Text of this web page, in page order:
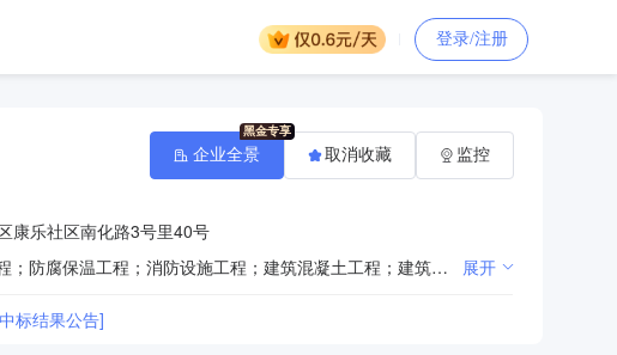
登录/注册
康乐社区南化路3号里40号
建筑拆除工程（不含爆破）；建筑工程；园林绿化工程；环保工程；建筑钢结构工程；装饰工程；防腐保温工程；消防设施工程；建筑混凝土工程；建筑幕墙工程；地基与基础工程；隧道工程；公路工程；铁路工程；土石方工程；市政公用工程；机电设备工程；水利水电工程；房屋建筑工程作业劳务分包；沥青（不含危险化学品）、砂石的加工、销售。（涉及许可经营项目，应取得相关部门许可后方可经营）（依法须经批准的项目，经相关部门批准后方可开展经营活动） 展开
标结果公告]
企业全景 取消收藏 监控